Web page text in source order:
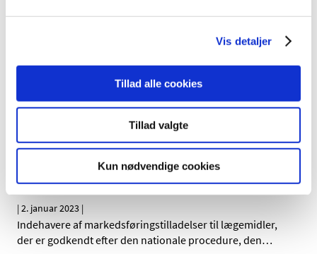
Vis detaljer
Tillad alle cookies
Tillad valgte
Kun nødvendige cookies
Lægemiddelstyrelsens whistleblowerordning i
perioden 17. december 2021 til 31. december
2022 (offentlighedsordning)
|5. januar 2023|
Det følger af whistleblowerloven, at myndigheder
omfattet af reglerne om aktindsigt i offentlighedsloven
Opdatering af produktresumeer på grund af
ændrede ATC-koder for 2023
| 2. januar 2023 |
Indehavere af markedsføringstilladelser til lægemidler,
der er godkendt efter den nationale procedure, den…